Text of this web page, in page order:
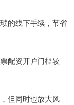
的线下手续，节省
配资开户门槛较
但同时也放大风